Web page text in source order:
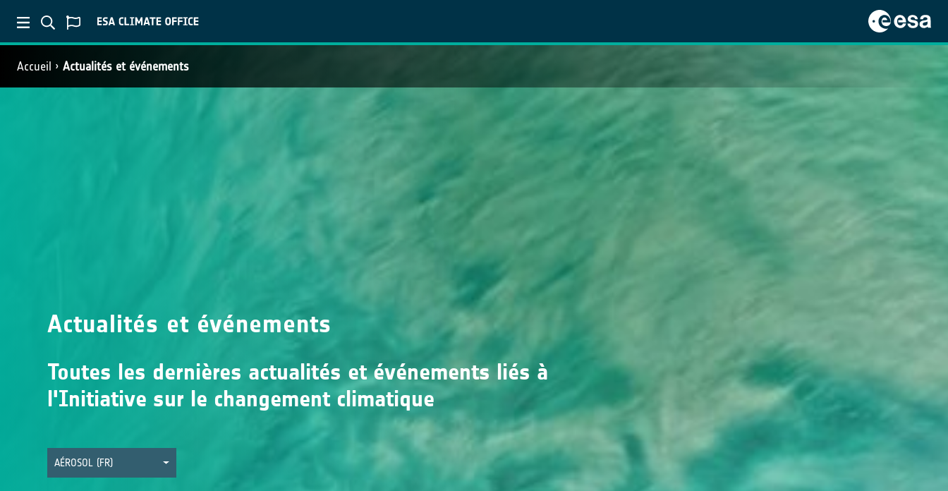
Accueil Actualités et événements
Actualités et événements
Toutes les dernières actualités et événements liés à
l'Initiative sur le changement climatique
AÉROSOL (FR)